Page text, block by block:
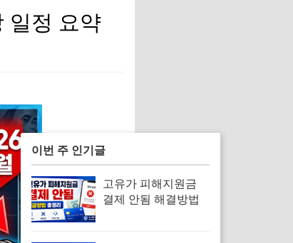
일정 요약
이번 주 인기글
고유가 피해지원금
결제 안됨 해결방법